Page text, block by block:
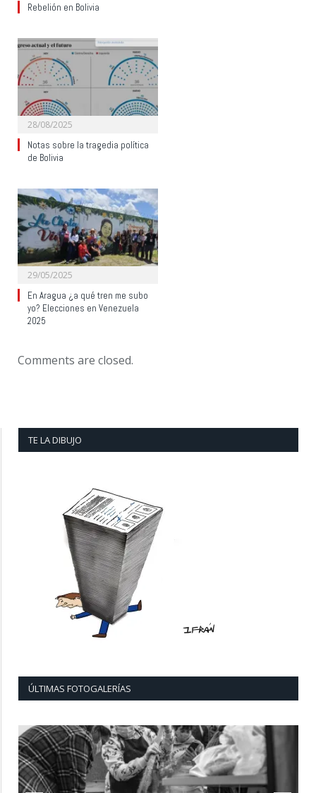
Rebelión en Bolivia
28/08/2025
Notas sobre la tragedia política
de Bolivia
29/05/2025
En Aragua ¿a qué tren me subo
yo? Elecciones en Venezuela
2025
Comments are closed.
TE LA DIBUJO
ÚLTIMAS FOTOGALERÍAS